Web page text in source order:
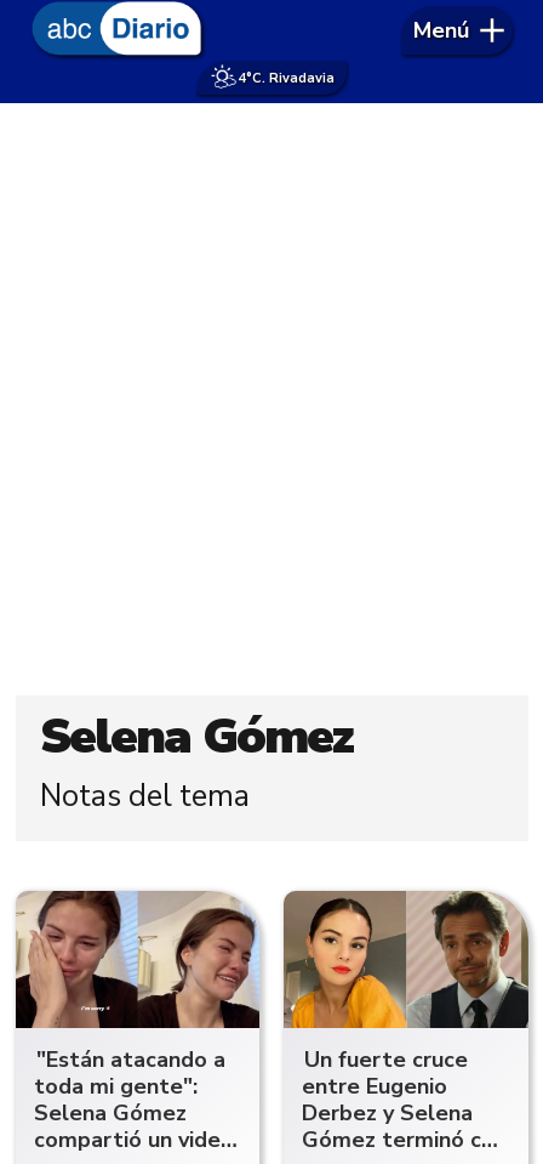
4°C. Rivadavia
Menú
Selena Gómez
Notas del tema
"Están atacando a
toda mi gente":
Selena Gómez
compartió un video
Un fuerte cruce
entre Eugenio
Derbez y Selena
Gómez terminó con